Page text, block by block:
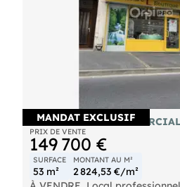
MANDAT EXCLUSIF
REIMS - LOCAL
PRIX DE VENTE
149 700 €
SURFACE
53 m²
MONTANT AU M²
2 824,53 €/m²